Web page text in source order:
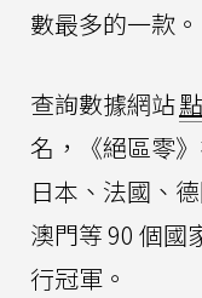
數最多的一款。
查詢數據網站
名，《絕區零
日本、法國、
澳門等 90 個國
行冠軍。